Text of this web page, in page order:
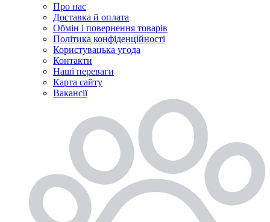
Про нас
Доставка й оплата
Обмін і повернення товарів
Політика конфіденційності
Користувацька угода
Контакти
Наші переваги
Карта сайту
Вакансії